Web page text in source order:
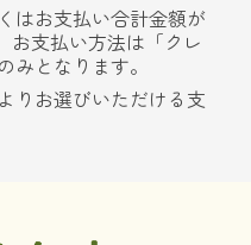
はお支払い合計金額が
お支払い方法は「クレ
みとなります。
りお選びいただける支